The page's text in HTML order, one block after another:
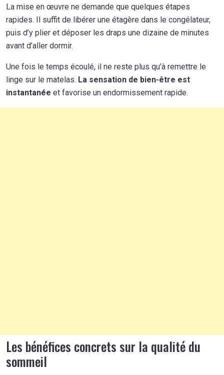
La mise en œuvre ne demande que quelques étapes
rapides. Il suffit de libérer une étagère dans le congélateur,
puis d’y plier et déposer les draps une dizaine de minutes
avant d’aller dormir.
Une fois le temps écoulé, il ne reste plus qu’à remettre le
linge sur le matelas. La sensation de bien-être est
instantanée et favorise un endormissement rapide.
Les bénéfices concrets sur la qualité du
sommeil